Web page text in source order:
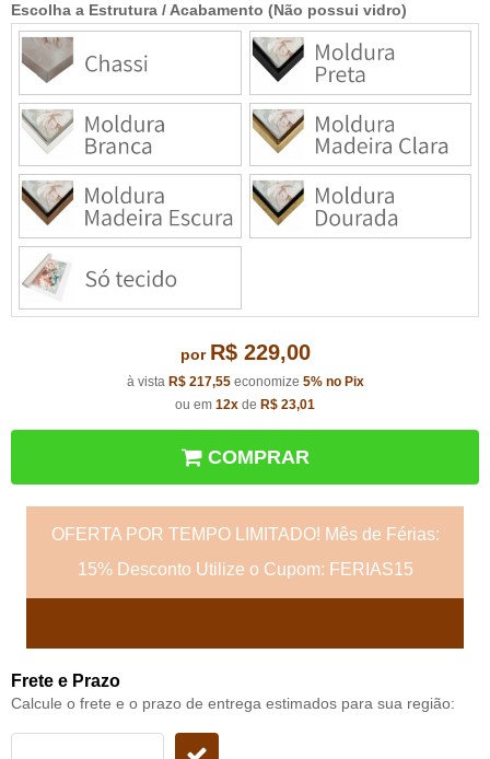
Escolha a Estrutura / Acabamento (Não possui vidro)
por R$ 229,00
à vista R$ 217,55economize 5% no Pix
ou em 12x de R$ 23,01
COMPRAR
OFERTA POR TEMPO LIMITADO! Mês de Férias:
15% Desconto Utilize o Cupom: FERIAS15
Frete e Prazo
Calcule o frete e o prazo de entrega estimados para sua região: